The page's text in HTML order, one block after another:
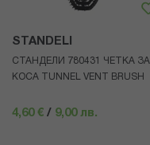
STANDELI
СТАНДЕЛИ 780431 ЧЕТКА ЗА
КОСА TUNNEL VENT BRUSH
4,60 € / 9,00 лв.